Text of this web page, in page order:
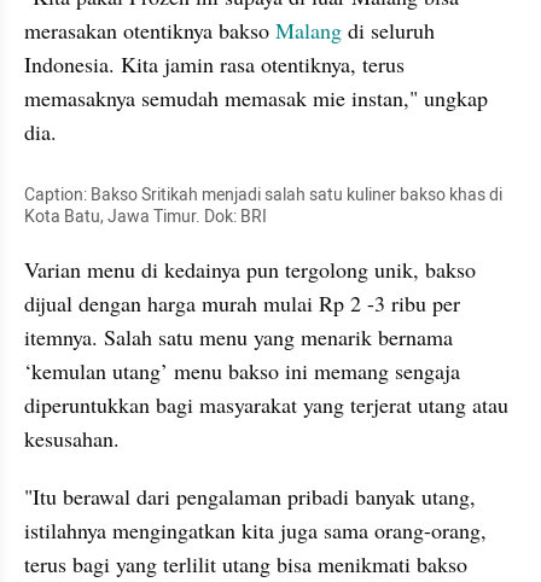
merasakan otentiknya bakso Malang di seluruh
Indonesia. Kita jamin rasa otentiknya, terus
memasaknya semudah memasak mie instan," ungkap
dia.
Caption: Bakso Sritikah menjadi salah satu kuliner bakso khas di
Kota Batu, Jawa Timur. Dok: BRI
Varian menu di kedainya pun tergolong unik, bakso
dijual dengan harga murah mulai Rp 2 -3 ribu per
itemnya. Salah satu menu yang menarik bernama
‘kemulan utang’ menu bakso ini memang sengaja
diperuntukkan bagi masyarakat yang terjerat utang atau
kesusahan.
"Itu berawal dari pengalaman pribadi banyak utang,
istilahnya mengingatkan kita juga sama orang-orang,
terus bagi yang terlilit utang bisa menikmati bakso